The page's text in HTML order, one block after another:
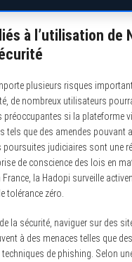
à l’utilisation de
plusieurs risques
de nombreux utilisateurs
si la plateforme
tels que des amendes pouvant
poursuites judiciaires sont une
de conscience des lois en
la Hadopi surveille
tolérance zéro.
la sécurité, naviguer sur des
à des menaces telles que
de phishing. Selon